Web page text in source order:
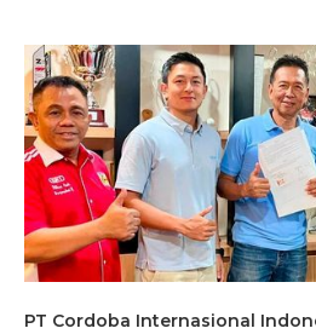
PT Cordoba Internasional